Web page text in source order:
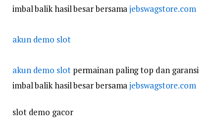
imbal balik hasil besar bersamajebswagstore.com
akun demo slot
akun demo slotpermainan paling top dan garansi
imbal balik hasil besar bersamajebswagstore.com
slot demo gacor